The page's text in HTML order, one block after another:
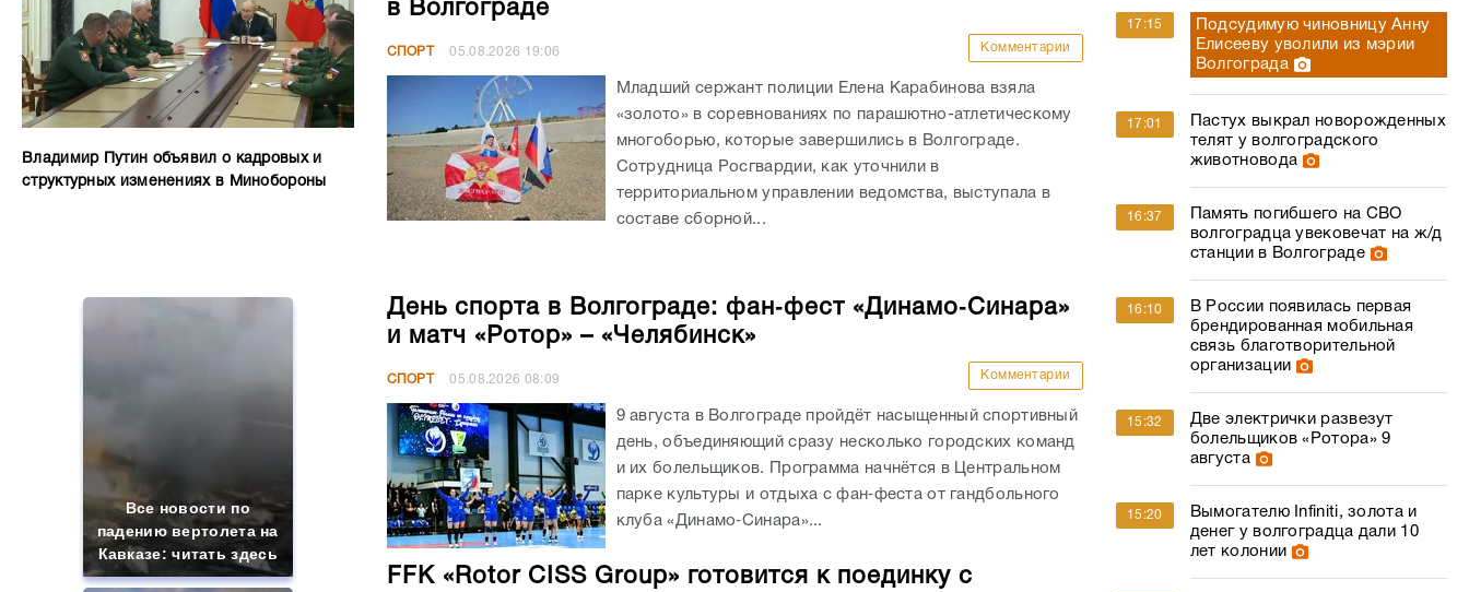
Владимир Путин объявил о кадровых и
структурных изменениях в Минобороны
Все новости по
падению вертолета на
Кавказе: читать здесь
в Волгограде
СПОРТ 05.08.2026 19:06 Комментарии
Младший сержант полиции Елена Карабинова взяла
«золото» в соревнованиях по парашютно-атлетическому
многоборью, которые завершились в Волгограде.
Сотрудница Росгвардии, как уточнили в
территориальном управлении ведомства, выступала в
составе сборной...
День спорта в Волгограде: фан‑фест «Динамо‑Синара»
и матч «Ротор» – «Челябинск»
СПОРТ 05.08.2026 08:09 Комментарии
9 августа в Волгограде пройдёт насыщенный спортивный
день, объединяющий сразу несколько городских команд
и их болельщиков. Программа начнётся в Центральном
парке культуры и отдыха с фан‑феста от гандбольного
клуба «Динамо‑Синара»...
FFK «Rotor CISS Group» готовится к поединку с
17:15
Подсудимую чиновницу Анну
Елисееву уволили из мэрии
Волгограда
17:01
Пастух выкрал новорожденных
телят у волгоградского
животновода
16:37
Память погибшего на СВО
волгоградца увековечат на ж/д
станции в Волгограде
16:10
В России появилась первая
брендированная мобильная
связь благотворительной
организации
15:32
Две электрички развезут
болельщиков «Ротора» 9
августа
15:20
Вымогателю Infiniti, золота и
денег у волгоградца дали 10
лет колонии